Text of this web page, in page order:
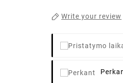
Write your review